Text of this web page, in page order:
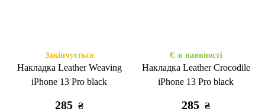
Закінчується
Накладка Leather Weaving
iPhone 13 Pro black
285 ₴
Є в наявності
Накладка Leather Crocodile
iPhone 13 Pro black
285 ₴